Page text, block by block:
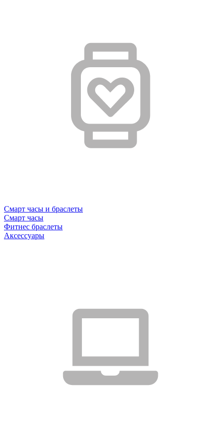
Смарт часы и браслеты
Смарт часы
Фитнес браслеты
Аксессуары